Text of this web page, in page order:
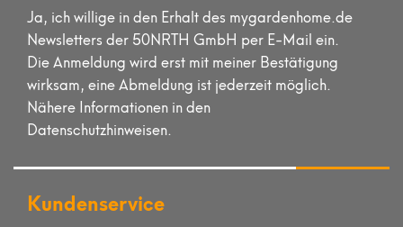
Ja, ich willige in den Erhalt des mygardenhome.de
Newsletters der 50NRTH GmbH per E-Mail ein.
Die Anmeldung wird erst mit meiner Bestätigung
wirksam, eine Abmeldung ist jederzeit möglich.
Nähere Informationen in den
Datenschutzhinweisen.
Kundenservice